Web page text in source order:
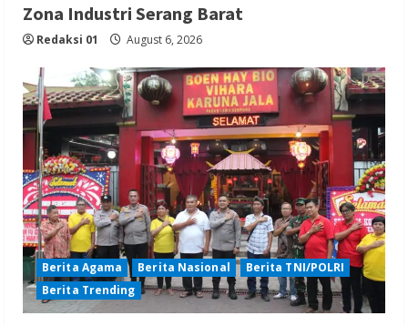
Zona Industri Serang Barat
Redaksi 01 August 6, 2026
Berita Agama Berita Nasional
Berita TNI/POLRI
Berita Trending